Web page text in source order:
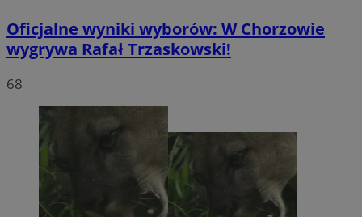
Oficjalne wyniki wyborów: W Chorzowie
wygrywa Rafał Trzaskowski!
68